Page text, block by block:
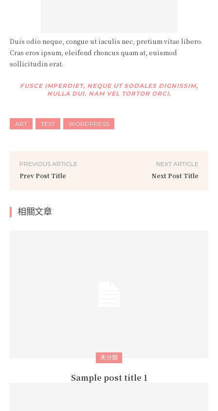
Duis odio neque, congue ut iaculis nec, pretium vitae libero.
Cras eros ipsum, eleifend rhoncus quam at, euismod
sollicitudin erat.
FUSCE IMPERDIET, NEQUE UT SODALES DIGNISSIM,
NULLA DUI. NAM VEL TORTOR ORCI.
ART TEST WORDPRESS
PREVIOUS ARTICLE
Prev Post Title
NEXT ARTICLE
Next Post Title
相關文章
未分類
Sample post title 1